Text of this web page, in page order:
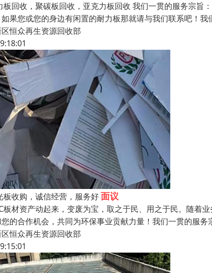
板回收，聚碳板回收，亚克力板回收 我们一贯的服务宗
果您或您的身边有闲置的耐力板那就请与我们联系吧！
恒众再生资源回收部
板收购，诚信经营，服务好面议
板材资产动起来，变废为宝，取之于民、用之于民。随着
的合作机会，共同为环保事业贡献力量！我们一贯的服
恒众再生资源回收部